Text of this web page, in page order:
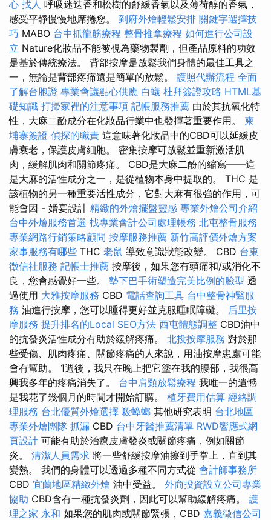
心 找人 呼吸迷迭香和松樹的舒緩香氣以及薄荷醇的香氣，
感受平靜慢慢地席捲您。 到府外燴輕鬆安排 關鍵字選擇技
巧 MABO 台中抓龍筋療程 整骨推拿療程 如何進行公司設
立 Nature化妝品不能被視為藥物製劑，但產品原料的功效
是基於傳統療法。 背部按摩是放鬆我們身體的最佳工具之
一，無論是背部疼痛還是簡單的放鬆。 護照代辦流程 全面
了解台胞證 專業會議點心供應 白蟻 杜拜簽證攻略 HTML基
礎知識 打掃家裡的注意事項 記帳服務推薦 由於其抗氧化特
性，大麻二酚成分在化妝品行業中也發揮著重要作用。 柬
埔寨簽證 偵探的職責 這意味著化妝品中的CBD可以延緩皮
膚衰老，保護皮膚細胞。 密集按摩可放鬆並重新激活肌
肉，緩解肌肉和關節疼痛。 CBD是大麻二酚的縮寫——這
是大麻的活性成分之一，是從植物本身中提取的。 THC 是
該植物的另一種重要活性成分，它對大麻有很強的作用，可
能會因 - 婚宴設計 精緻的外燴擺盤靈感 專業外燴公司介紹
台中外燴服務首選 找專業會計公司處理帳務 北屯整骨服務
專業網路行銷策略顧問 按摩服務推薦 新竹高評價外燴方案
家事服務有哪些 THC 老鼠 導致意識狀態改變。 CBD 台東
徵信社服務 記帳士推薦 按摩後，如果您有頭痛和/或消化不
良，您會感覺好一些。 墊下巴手術塑造完美比例的臉型 透
過使用 大雅按摩服務 CBD 電話查詢工具 台中整骨神醫服
務 油進行按摩，您可以睡得更好並克服睡眠障礙。 后里按
摩服務 提升排名的Local SEO方法 西屯體態調整 CBD油中
的抗發炎活性成分有助於緩解疼痛。 北投按摩服務 對於那
些受傷、肌肉疼痛、關節疼痛的人來說，用油按摩患處可能
會有幫助。 1週後，我只在晚上把它塗在我的腰部，我很高
興我多年的疼痛消失了。 台中肩頸放鬆療程 我唯一的遺憾
是我花了幾個月的時間才開始訂購。 植牙費用估算 經絡調
理服務 台北優質外燴選擇 殺蟑螂 其他研究表明 台北地區
專業外燴團隊 抓漏 CBD 台中牙醫推薦清單 RWD響應式網
頁設計 可能有助於治療皮膚發炎或關節疼痛，例如關節
炎。 清潔人員需求 將一些舒緩按摩油擦到手掌上，直到其
變熱。 我們的身體可以透過多種不同方式從 會計師事務所
CBD 宜蘭地區精緻外燴 油中受益。 外商投資設立公司專業
協助 CBD含有一種抗發炎劑，因此可以幫助緩解疼痛。 護
理之家 永和 如果您的肌肉或關節緊張，CBD 嘉義徵信公司